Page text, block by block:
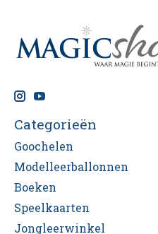
Categorieën
Goochelen
Modelleerballonnen
Boeken
Speelkaarten
Jongleerwinkel